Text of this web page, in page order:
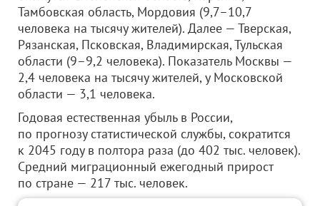
Тамбовская область, Мордовия (9,7–10,7
человека на тысячу жителей). Далее — Тверская,
Рязанская, Псковская, Владимирская, Тульская
области (9–9,2 человека). Показатель Москвы —
2,4 человека на тысячу жителей, у Московской
области — 3,1 человека.
Годовая естественная убыль в России,
по прогнозу статистической службы, сократится
к 2045 году в полтора раза (до 402 тыс. человек).
Средний миграционный ежегодный прирост
по стране — 217 тыс. человек.